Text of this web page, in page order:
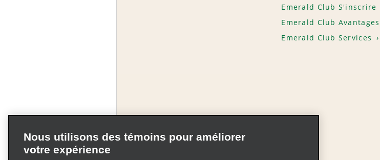
Emerald Club S'inscrire
Emerald Club Avantages
Emerald Club Services
Nous utilisons des témoins pour améliorer
votre expérience